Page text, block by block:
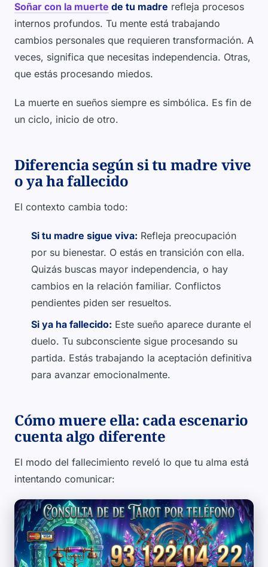
Soñar con la muerte de tu madre refleja procesos
internos profundos. Tu mente está trabajando
cambios personales que requieren transformación. A
veces, significa que necesitas independencia. Otras,
que estás procesando miedos.
La muerte en sueños siempre es simbólica. Es fin de
un ciclo, inicio de otro.
Diferencia según si tu madre vive
o ya ha fallecido
El contexto cambia todo:
Si tu madre sigue viva: Refleja preocupación
por su bienestar. O estás en transición con ella.
Quizás buscas mayor independencia, o hay
cambios en la relación familiar. Conflictos
pendientes piden ser resueltos.
Si ya ha fallecido: Este sueño aparece durante el
duelo. Tu subconsciente sigue procesando su
partida. Estás trabajando la aceptación definitiva
para avanzar emocionalmente.
Cómo muere ella: cada escenario
cuenta algo diferente
El modo del fallecimiento reveló lo que tu alma está
intentando comunicar: